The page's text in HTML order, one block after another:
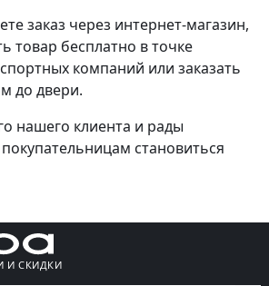
заказ через интернет-магазин,
товар бесплатно в точке
компаний или заказать
до двери.
нашего клиента и рады
становиться
И СКИДКИ